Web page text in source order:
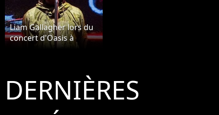
Liam Gallagher lors du
concert d'Oasis à
Londres en 2025.
DERNIÈRES